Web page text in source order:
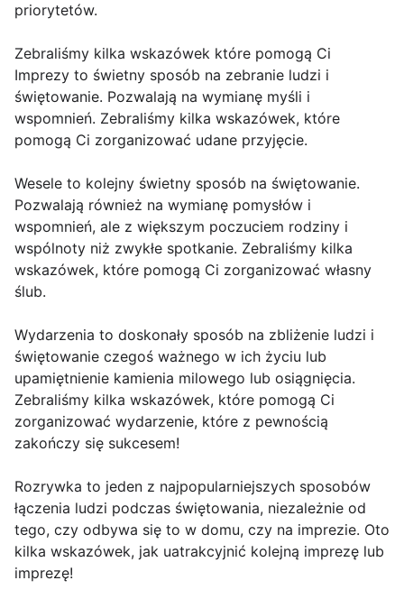
priorytetów.
Zebraliśmy kilka wskazówek które pomogą Ci
Imprezy to świetny sposób na zebranie ludzi i
świętowanie. Pozwalają na wymianę myśli i
wspomnień. Zebraliśmy kilka wskazówek, które
pomogą Ci zorganizować udane przyjęcie.
Wesele to kolejny świetny sposób na świętowanie.
Pozwalają również na wymianę pomysłów i
wspomnień, ale z większym poczuciem rodziny i
wspólnoty niż zwykłe spotkanie. Zebraliśmy kilka
wskazówek, które pomogą Ci zorganizować własny
ślub.
Wydarzenia to doskonały sposób na zbliżenie ludzi i
świętowanie czegoś ważnego w ich życiu lub
upamiętnienie kamienia milowego lub osiągnięcia.
Zebraliśmy kilka wskazówek, które pomogą Ci
zorganizować wydarzenie, które z pewnością
zakończy się sukcesem!
Rozrywka to jeden z najpopularniejszych sposobów
łączenia ludzi podczas świętowania, niezależnie od
tego, czy odbywa się to w domu, czy na imprezie. Oto
kilka wskazówek, jak uatrakcyjnić kolejną imprezę lub
imprezę!